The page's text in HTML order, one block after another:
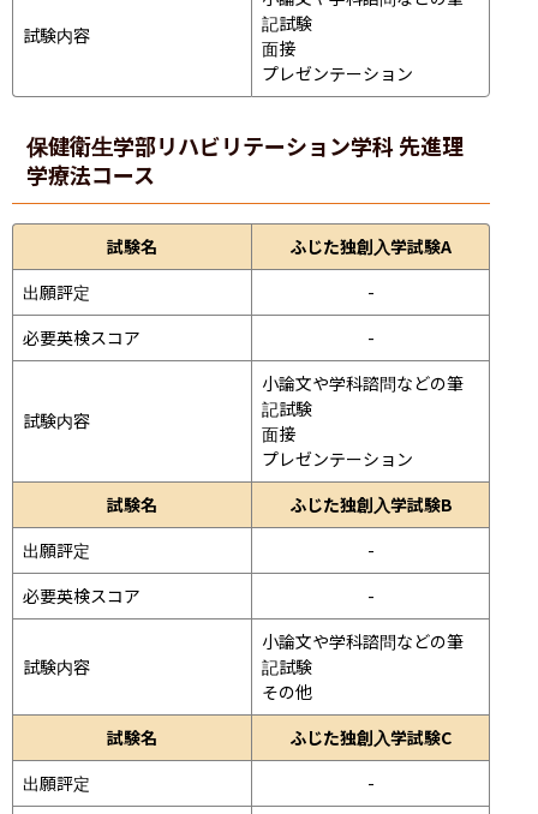
試験内容
記試験
面接
プレゼンテーション
保健衛生学部リハビリテーション学科 先進理
学療法コース
試験名
ふじた独創入学試験A
出願評定
-
必要英検スコア
-
試験内容
小論文や学科諮問などの筆
記試験
面接
プレゼンテーション
試験名
ふじた独創入学試験B
出願評定
-
必要英検スコア
-
試験内容
小論文や学科諮問などの筆
記試験
その他
試験名
ふじた独創入学試験C
出願評定
-